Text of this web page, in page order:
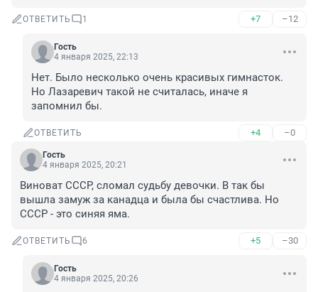
ОТВЕТИТЬ 1 +7 –12
Гость
4 января 2025, 22:13
Нет. Было несколько очень красивых гимнасток.
Но Лазаревич такой не считалась, иначе я
запомнил бы.
ОТВЕТИТЬ +4 –0
Гость
4 января 2025, 20:21
Виноват СССР, сломал судьбу девочки. В так бы
вышла замуж за канадца и была бы счастлива. Но
СССР - это синяя яма.
ОТВЕТИТЬ 6 +5 –30
Гость
4 января 2025, 20:26